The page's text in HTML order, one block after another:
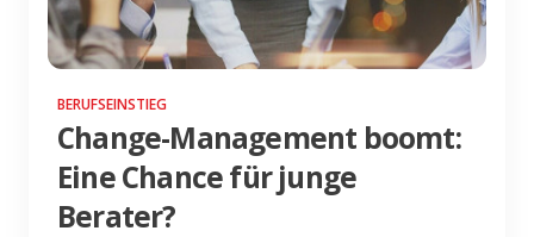
BERUFSEINSTIEG
Change-Management boomt:
Eine Chance für junge
Berater?